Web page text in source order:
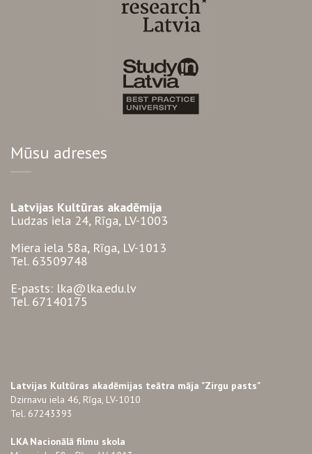
Mūsu adreses
Latvijas Kultūras akadēmija
Ludzas iela 24, Rīga, LV-1003
Miera iela 58a, Rīga, LV-1013
Tel. 63509748
E-pasts: lka@lka.edu.lv
Tel. 67140175
Latvijas Kultūras akadēmijas teātra māja "Zirgu pasts"
Dzirnavu iela 46, Rīga, LV-1010
Tel. 67243393
LKA Nacionālā filmu skola